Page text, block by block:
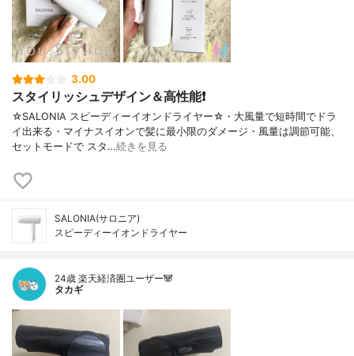
3.00
スタイリッシュデザイン＆高性能❗
☆SALONIA スピーディーイオンドライヤー☆・大風量で短時間でドラ
イ出来る・マイナスイオンで髪に最小限のダメージ・風量は調節可能、
セットモードで スタ…続きを見る
SALONIA(サロニア)
スピーディーイオンドライヤー
24歳 楽天経済圏ユーザー🐼
タカギ